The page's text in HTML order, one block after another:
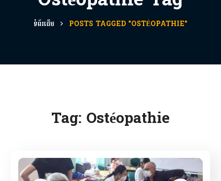
ទំព័រដើម POSTS TAGGED "OSTÉOPATHIE"
Tag: Ostéopathie